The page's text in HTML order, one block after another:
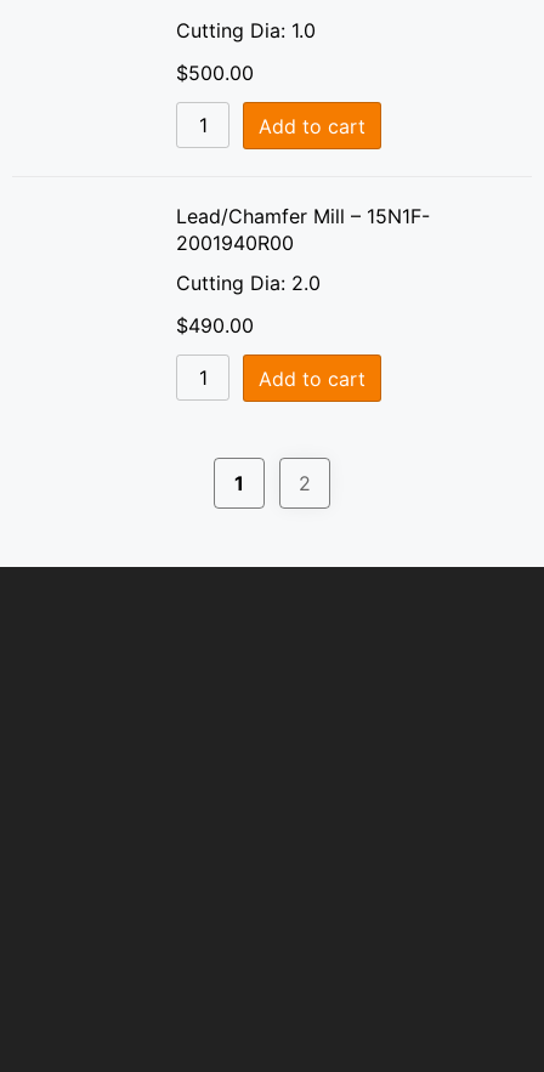
Cutting Dia: 1.0
$500.00
Add to cart
Lead/Chamfer Mill – 15N1F-
2001940R00
Cutting Dia: 2.0
$490.00
Add to cart
1 2